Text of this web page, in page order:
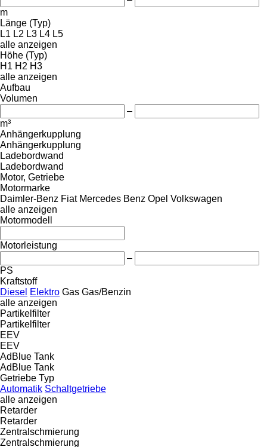
m
Länge (Typ)
L1 L2 L3 L4 L5
alle anzeigen
Höhe (Typ)
H1 H2 H3
alle anzeigen
Aufbau
Volumen
–
m³
Anhängerkupplung
Anhängerkupplung
Ladebordwand
Ladebordwand
Motor, Getriebe
Motormarke
Daimler-Benz Fiat Mercedes Benz Opel Volkswagen
alle anzeigen
Motormodell
Motorleistung
–
PS
Kraftstoff
Diesel Elektro Gas Gas/Benzin
alle anzeigen
Partikelfilter
Partikelfilter
EEV
EEV
AdBlue Tank
AdBlue Tank
Getriebe Typ
Automatik Schaltgetriebe
alle anzeigen
Retarder
Retarder
Zentralschmierung
Zentralschmierung